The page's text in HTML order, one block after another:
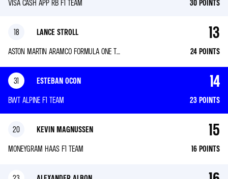
VISA CASH APP RB F1 TEAM
30 POINTS
13
18
ASTON MARTIN ARAMCO FORMULA ONE TEAM
LANCE STROLL
24 POINTS
14
31
BWT ALPINE F1 TEAM
ESTEBAN OCON
23 POINTS
15
20
MONEYGRAM HAAS F1 TEAM
KEVIN MAGNUSSEN
16 POINTS